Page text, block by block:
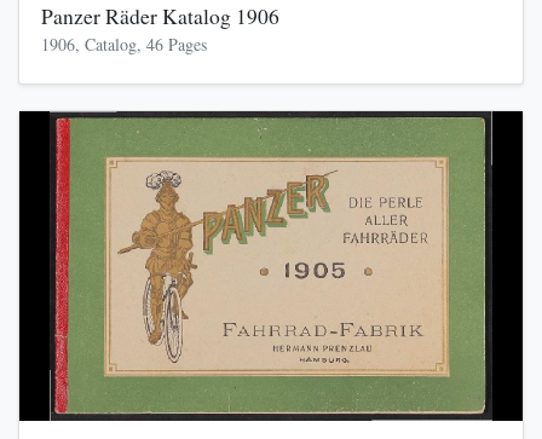
Panzer Räder Katalog 1906
1906, Catalog, 46 Pages